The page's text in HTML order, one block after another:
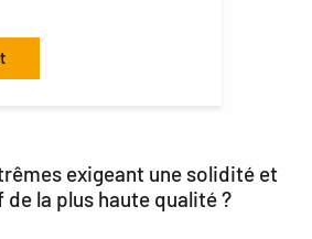
exigeant une solidité et
la plus haute qualité ?